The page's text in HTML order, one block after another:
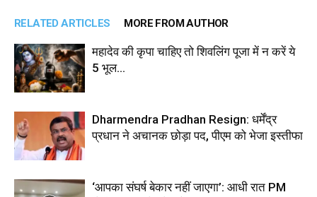
RELATED ARTICLES MORE FROM AUTHOR
महादेव की कृपा चाहिए तो शिवलिंग पूजा में न करें ये
5 भूल…
Dharmendra Pradhan Resign: धर्मेंद्र
प्रधान ने अचानक छोड़ा पद, पीएम को भेजा इस्तीफा
‘आपका संघर्ष बेकार नहीं जाएगा’: आधी रात PM